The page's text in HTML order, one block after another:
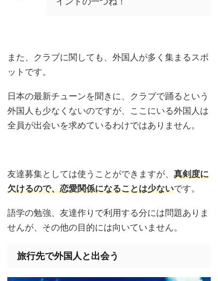
また、クラブに関しても、外国人が多く集まるスポ
ットです。
日本の最新チューンを聞きに、クラブで踊るという
外国人も少なくないのですが、ここにいる外国人は
全員が出会いを求めているわけではありません。
友達募集としては使うことができますが、 真剣度に
欠けるので、恋愛関係になることは少ないです。
語学の勉強、友達作りで利用する分には問題ありま
せんが、その他の目的には向いていません。
旅行先で外国人と出会う